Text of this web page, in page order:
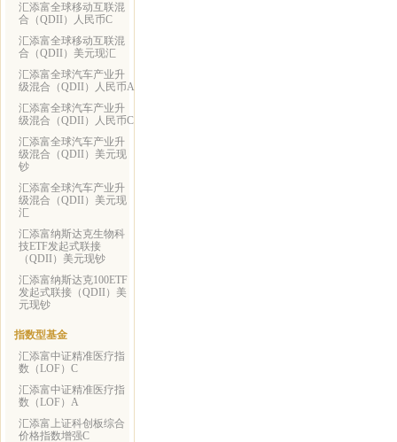
汇添富全球移动互联混
合（QDII）人民币C
汇添富全球移动互联混
合（QDII）美元现汇
汇添富全球汽车产业升
级混合（QDII）人民币A
汇添富全球汽车产业升
级混合（QDII）人民币C
汇添富全球汽车产业升
级混合（QDII）美元现
钞
汇添富全球汽车产业升
级混合（QDII）美元现
汇
汇添富纳斯达克生物科
技ETF发起式联接
（QDII）美元现钞
汇添富纳斯达克100ETF
发起式联接（QDII）美
元现钞
指数型基金
汇添富中证精准医疗指
数（LOF）C
汇添富中证精准医疗指
数（LOF）A
汇添富上证科创板综合
价格指数增强C